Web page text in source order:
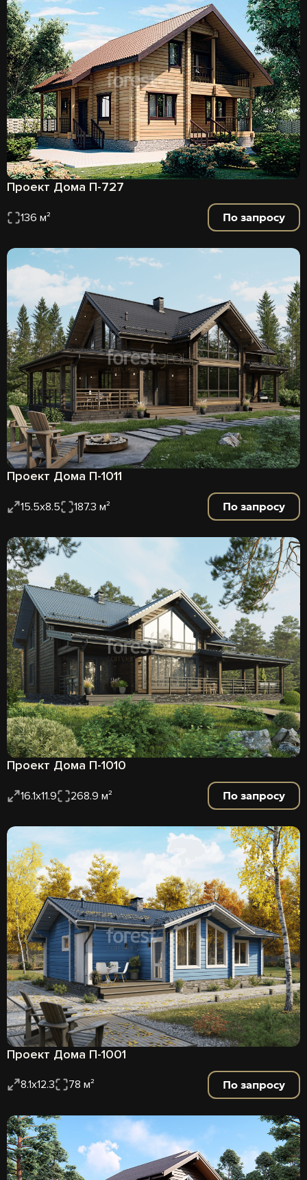
Проект Дома П-727
136 м² По запросу
Проект Дома П-1011
15.5x8.5 187.3 м² По запросу
Проект Дома П-1010
16.1x11.9 268.9 м² По запросу
Проект Дома П-1001
8.1х12.3 78 м² По запросу